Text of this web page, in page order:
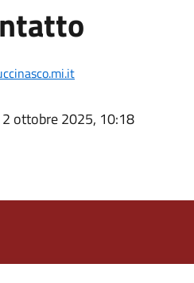
2 ottobre 2025, 10:18